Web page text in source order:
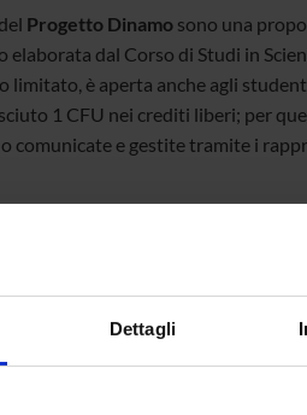
Dettagli
Progetto Dinamosono una
elaborata dal Corso di Studi in
limitato, è aperta anche agli
1 CFU nei crediti liberi; per
comunicate e gestite tramite i
(pdf, it, 198 KB, 29/08/22)